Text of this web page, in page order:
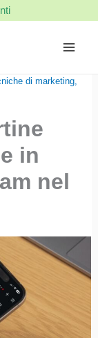
di marketing,
in
nel